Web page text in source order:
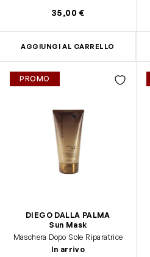
35,00 €
AGGIUNGI AL CARRELLO
PROMO
DIEGO DALLA PALMA
Sun Mask
Maschera Dopo Sole Riparatrice
In arrivo